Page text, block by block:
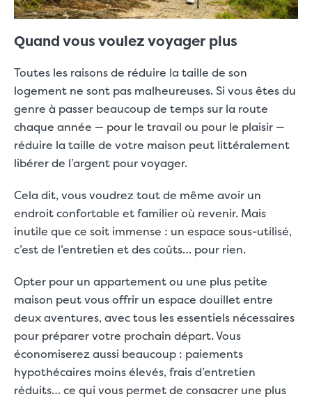
Quand vous voulez voyager plus
Toutes les raisons de réduire la taille de son
logement ne sont pas malheureuses. Si vous êtes du
genre à passer beaucoup de temps sur la route
chaque année — pour le travail ou pour le plaisir —
réduire la taille de votre maison peut littéralement
libérer de l’argent pour voyager.
Cela dit, vous voudrez tout de même avoir un
endroit confortable et familier où revenir. Mais
inutile que ce soit immense : un espace sous-utilisé,
c’est de l’entretien et des coûts… pour rien.
Opter pour un appartement ou une plus petite
maison peut vous offrir un espace douillet entre
deux aventures, avec tous les essentiels nécessaires
pour préparer votre prochain départ. Vous
économiserez aussi beaucoup : paiements
hypothécaires moins élevés, frais d’entretien
réduits… ce qui vous permet de consacrer une plus